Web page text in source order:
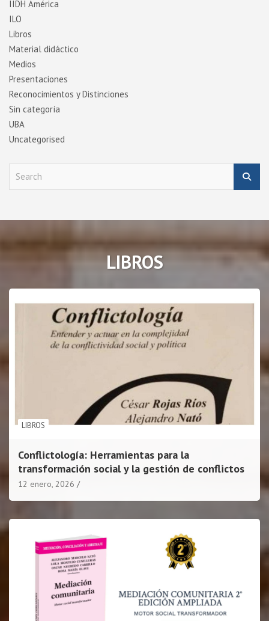
IIDH América
ILO
Libros
Material didáctico
Medios
Presentaciones
Reconocimientos y Distinciones
Sin categoría
UBA
Uncategorised
c
LIBROS
LIBROS
Conflictología: Herramientas para la
transformación social y la gestión de conflictos
12 enero, 2026